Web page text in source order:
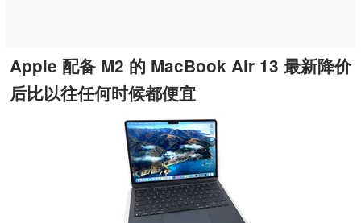
Apple 配备 M2 的 MacBook Air 13 最新降价
后比以往任何时候都便宜